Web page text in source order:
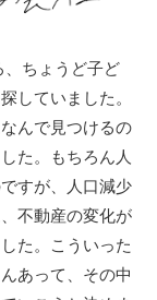
ちょうど子ど
していました。
んで見つけるの
た。もちろん人
すが、人口減少
不動産の変化が
た。こういった
あって、その中